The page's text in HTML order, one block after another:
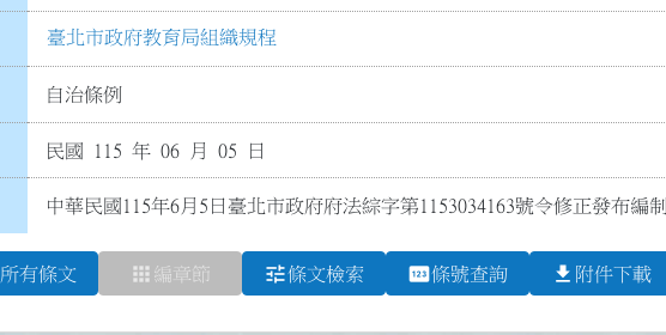
臺北市政府教育局組織規程
自治條例
民國 115 年 06 月 05 日
中華民國115年6月5日臺北市政府府法綜字第1153034163號令修正發布編
所有條文 apps 編章節 tune條文檢索 pin條號查詢 file_download 附件下載